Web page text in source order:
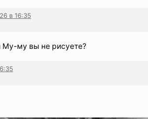
в 16:35
Му-му вы не рисуете?